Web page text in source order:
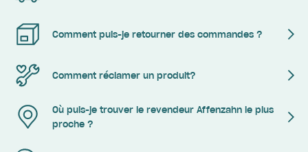
Comment puis-je retourner des commandes ?
Comment réclamer un produit?
Où puis-je trouver le revendeur Affenzahn le plus
proche ?